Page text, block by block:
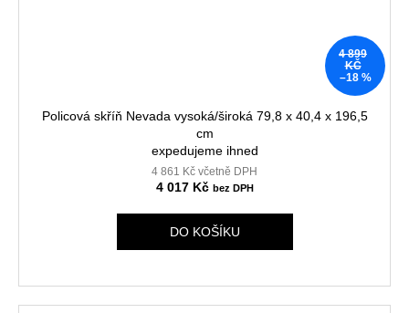
4 899
KČ
–18 %
Policová skříň Nevada vysoká/široká 79,8 x 40,4 x 196,5
cm
expedujeme ihned
4 861 Kč včetně DPH
4 017 Kč
DO KOŠÍKU